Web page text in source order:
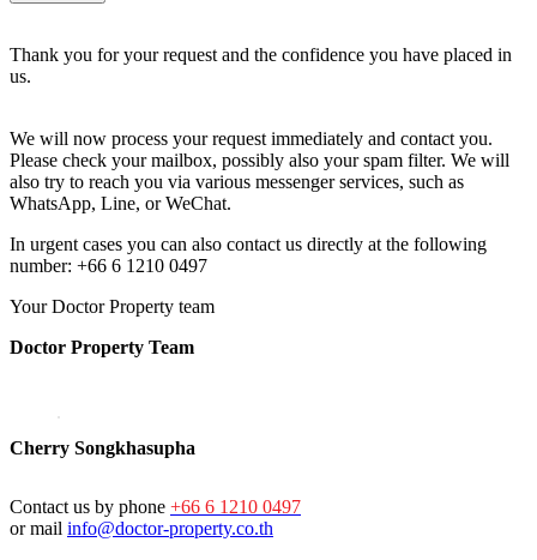
Thank you for your request and the confidence you have placed in
us.
We will now process your request immediately and contact you.
Please check your mailbox, possibly also your spam filter. We will
also try to reach you via various messenger services, such as
WhatsApp, Line, or WeChat.
In urgent cases you can also contact us directly at the following
number: +66 6 1210 0497
Your Doctor Property team
Doctor Property Team
Cherry Songkhasupha
Contact us by phone +66 6 1210 0497
or mail info@doctor-property.co.th